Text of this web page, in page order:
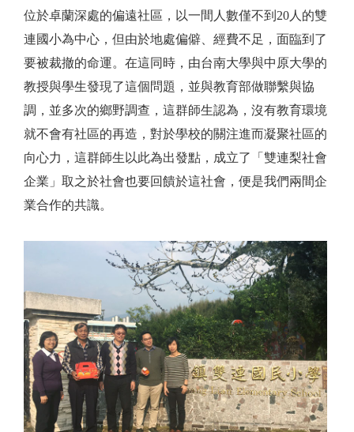
位於卓蘭深處的偏遠社區，以一間人數僅不到20人的雙
連國小為中心，但由於地處偏僻、經費不足，面臨到了
要被裁撤的命運。在這同時，由台南大學與中原大學的
教授與學生發現了這個問題，並與教育部做聯繫與協
調，並多次的鄉野調查，這群師生認為，沒有教育環境
就不會有社區的再造，對於學校的關注進而凝聚社區的
向心力，這群師生以此為出發點，成立了「雙連梨社會
企業」取之於社會也要回饋於這社會，便是我們兩間企
業合作的共識。